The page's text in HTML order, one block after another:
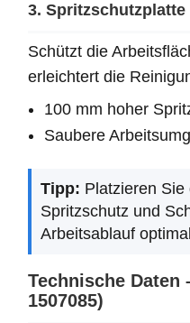
3. Spritzschutzplatte
Schützt die
erleichtert die
100 mm hoher
Saubere
Tipp: Platzieren Sie
Spritzschutz und
Arbeitsablauf
Technische Daten
1507085)